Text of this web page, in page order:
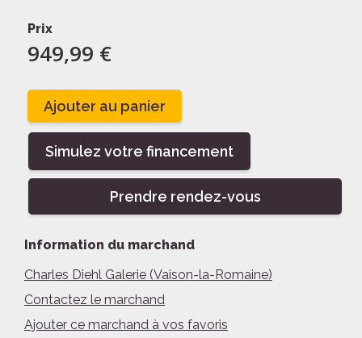
Prix
949,99 €
Ajouter au panier
Simulez votre financement
Prendre rendez-vous
Information du marchand
Charles Diehl Galerie (Vaison-la-Romaine)
Contactez le marchand
Ajouter ce marchand à vos favoris